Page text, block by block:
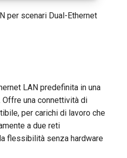
per scenari Dual-Ethernet
LAN predefinita in una
una connettività di
per carichi di lavoro che
a due reti
flessibilità senza hardware